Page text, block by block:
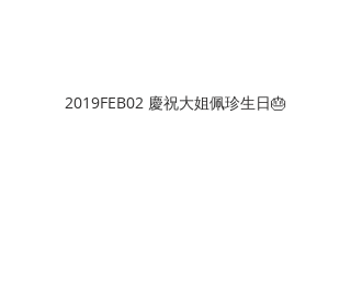
2019FEB02 慶祝大姐佩珍生日🎂